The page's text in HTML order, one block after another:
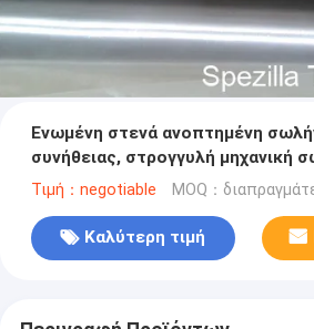
Ενωμένη στενά ανοπτημένη
συνήθειας, στρογγυλή μηχανική
ίντσα
Τιμή：negotiable MOQ：
Καλύτερη τιμή